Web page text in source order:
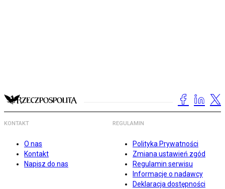
KONTAKT
O nas
Kontakt
Napisz do nas
REGULAMIN
Polityka Prywatności
Zmiana ustawień zgód
Regulamin serwisu
Informacje o nadawcy
Deklaracja dostępności